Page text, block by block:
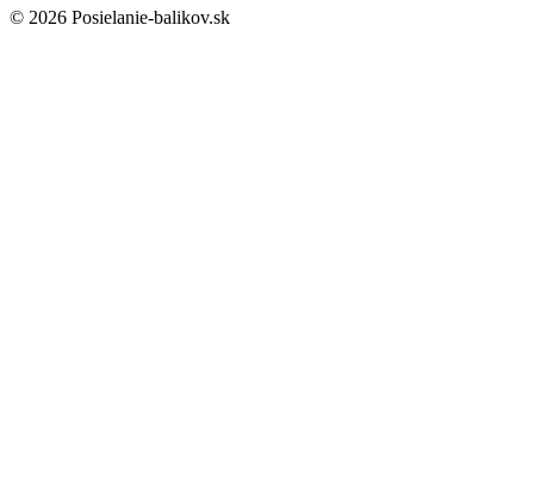
© 2026 Posielanie-balikov.sk